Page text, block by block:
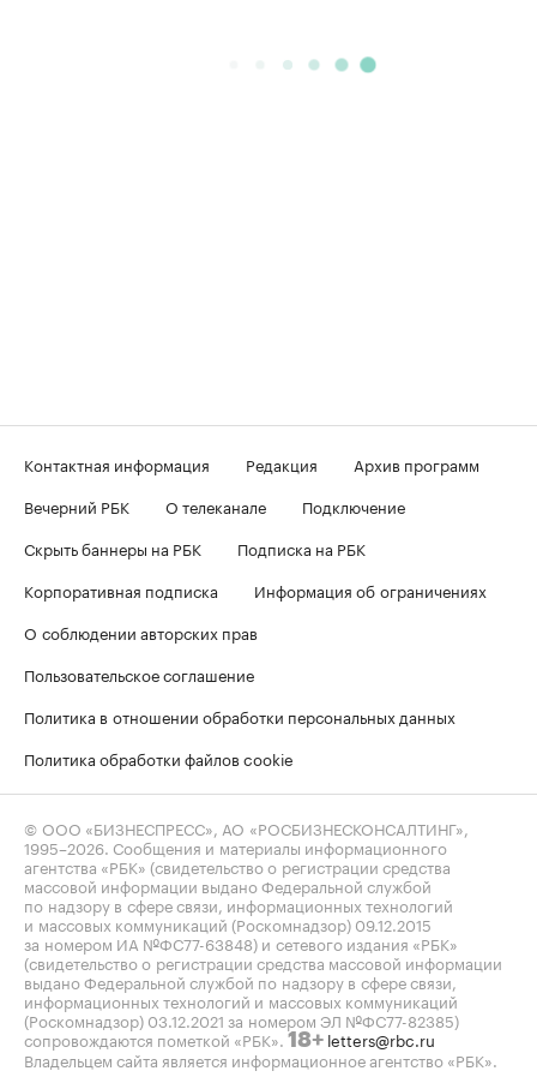
Контактная информация Редакция
Архив программ
Вечерний РБК
О телеканале
Подключение
Скрыть баннеры на РБК
Подписка на РБК
Корпоративная подписка
Информация об ограничениях
О соблюдении авторских прав
Пользовательское соглашение
Политика в отношении обработки персональных данных
Политика обработки файлов cookie
© ООО «БИЗНЕСПРЕСС», АО «РОСБИЗНЕСКОНСАЛТИНГ»,
1995–2026 . Сообщения и материалы информационного
агентства «РБК» (свидетельство о регистрации средства
массовой информации выдано Федеральной службой
по надзору в сфере связи, информационных технологий
и массовых коммуникаций (Роскомнадзор) 09.12.2015
за номером ИА №ФС77-63848) и сетевого издания «РБК»
(свидетельство о регистрации средства массовой информации
выдано Федеральной службой по надзору в сфере связи,
информационных технологий и массовых коммуникаций
(Роскомнадзор) 03.12.2021 за номером ЭЛ №ФС77-82385)
сопровождаются пометкой «РБК». 18+ letters@rbc.ru
Владельцем сайта является информационное агентство «РБК».